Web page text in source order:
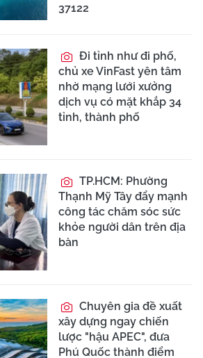
37122
Đi tỉnh như đi phố,
chủ xe VinFast yên tâm
nhờ mạng lưới xưởng
dịch vụ có mặt khắp 34
tỉnh, thành phố
TP.HCM: Phường
Thạnh Mỹ Tây đẩy mạnh
công tác chăm sóc sức
khỏe người dân trên địa
bàn
Chuyên gia đề xuất
xây dựng ngay chiến
lược "hậu APEC", đưa
Phú Quốc thành điểm